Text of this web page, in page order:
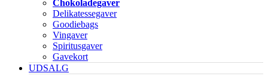
Chokoladegaver
Delikatessegaver
Goodiebags
Vingaver
Spiritusgaver
Gavekort
UDSALG